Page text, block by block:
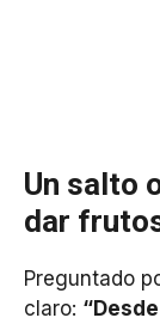
Un salto
dar
Preguntado
claro: